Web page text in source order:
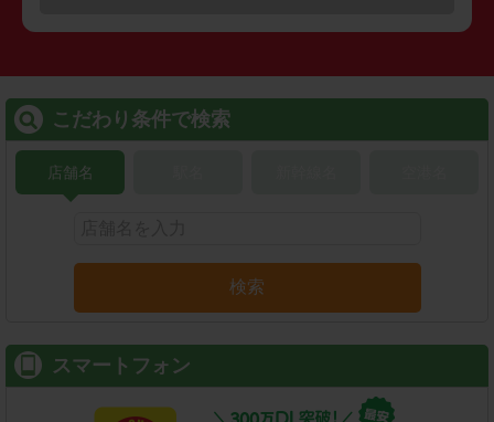
こだわり条件で検索
店舗名
検索
スマートフォン